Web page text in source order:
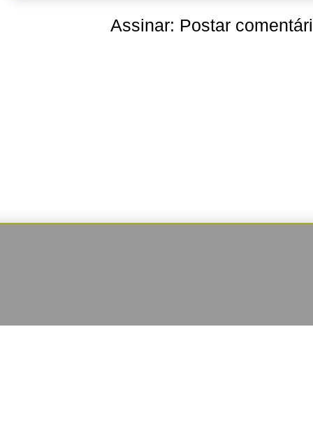
Assinar: Postar